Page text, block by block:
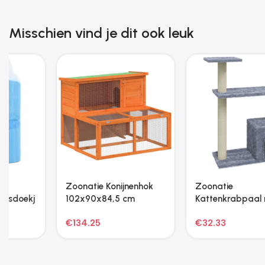
Misschien vind je dit ook leuk
Zoonatie Lavastenen 10
kg 3-5 cm zwart
Zoonatie Vogelkooi
302,5×324,5×211,5 cm